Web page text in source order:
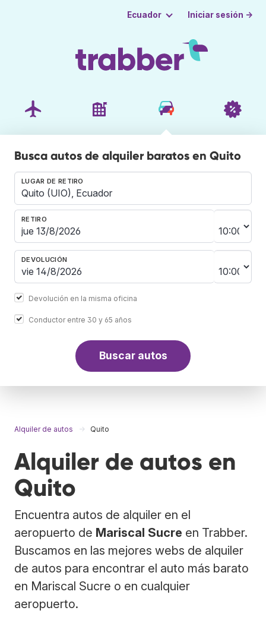
Ecuador Iniciar sesión →
Busca autos de alquiler baratos en Quito
LUGAR DE RETIRO
RETIRO
DEVOLUCIÓN
Devolución en la misma oficina
Conductor entre 30 y 65 años
Buscar autos
Alquiler de autos Quito
Alquiler de autos en
Quito
Encuentra autos de alquiler en el
aeropuerto de Mariscal Sucre en Trabber.
Buscamos en las mejores webs de alquiler
de autos para encontrar el auto más barato
en Mariscal Sucre o en cualquier
aeropuerto.